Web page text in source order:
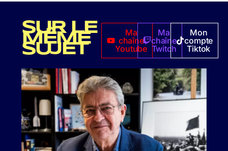
SUR LE
MÊME
SUJET
Ma
chaîne
Youtube
Ma
chaîne
Twitch
Mon
compte
Tiktok